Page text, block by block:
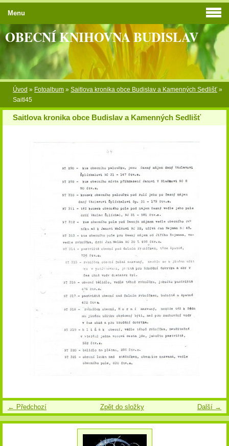
OBECNÍ KNIHOVNA BUDISLAV
Úvod » Fotoalbum » Saitlova kronika obce Budislav a Kamenných Sedlišť »
Saitl45
Saitlova kronika obce Budislav a Kamenných Sedlišť
← Předchozí Další →
Zpět do složky
Menu